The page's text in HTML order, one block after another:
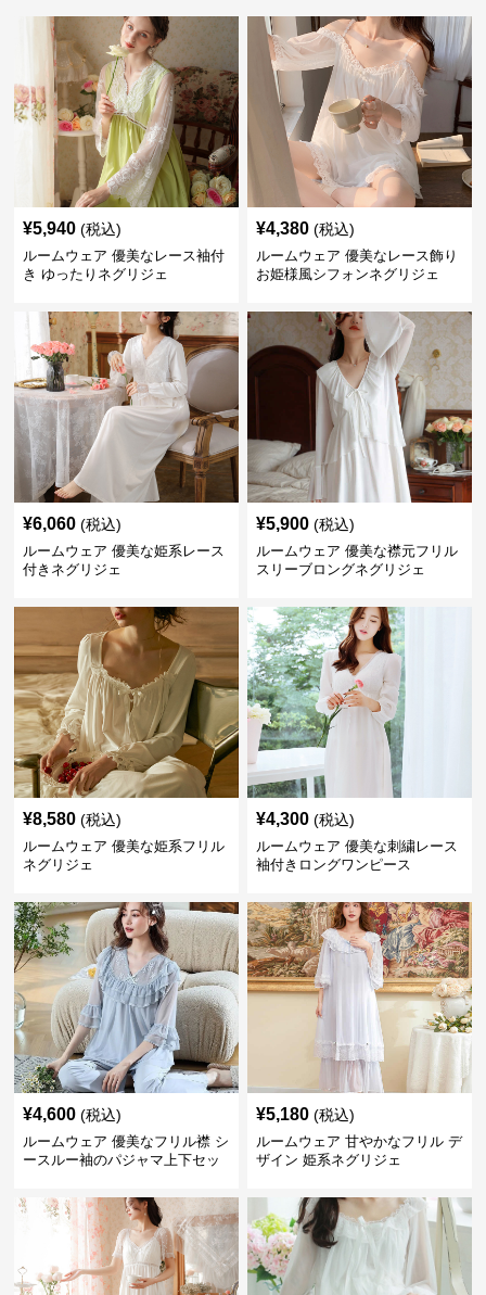
¥5,940 (税込)
ルームウェア 優美なレース袖付
き ゆったりネグリジェ
¥4,380 (税込)
ルームウェア 優美なレース飾り
お姫様風シフォンネグリジェ
¥6,060 (税込)
ルームウェア 優美な姫系レース
付きネグリジェ
¥5,900 (税込)
ルームウェア 優美な襟元フリル
スリーブロングネグリジェ
¥8,580 (税込)
ルームウェア 優美な姫系フリル
ネグリジェ
¥4,300 (税込)
ルームウェア 優美な刺繍レース
袖付きロングワンピース
¥4,600 (税込)
ルームウェア 優美なフリル襟 シ
ースルー袖のパジャマ上下セッ
¥5,180 (税込)
ルームウェア 甘やかなフリル デ
ザイン 姫系ネグリジェ